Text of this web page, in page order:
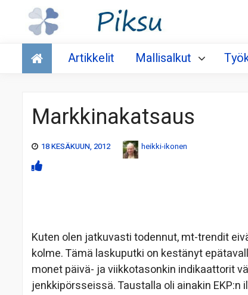
Talous
Artikkelit Mallisalkut
Markkinakatsaus
18 KESÄKUUN, 2012 heikki-ikonen
Kuten olen jatkuvasti todennut, mt-trendit
kolme. Tämä laskuputki on kestänyt
monet päivä- ja viikkotasonkin indikaattorit
jenkkipörsseissä. Taustalla oli ainakin